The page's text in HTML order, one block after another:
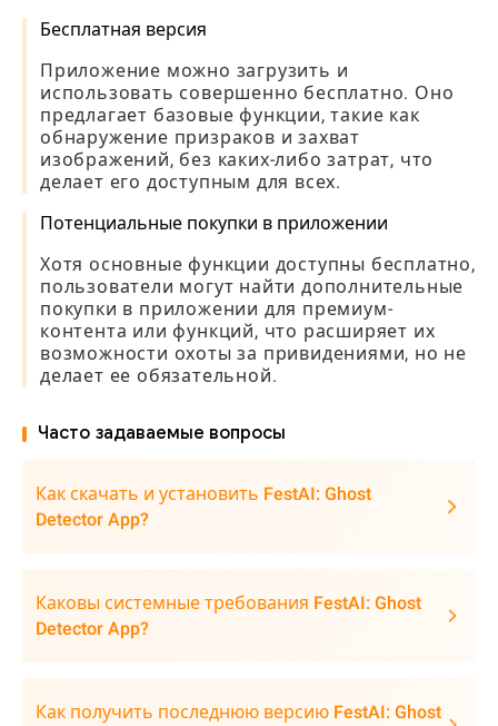
Бесплатная версия
Приложение можно загрузить и
использовать совершенно бесплатно. Оно
предлагает базовые функции, такие как
обнаружение призраков и захват
изображений, без каких-либо затрат, что
делает его доступным для всех.
Потенциальные покупки в приложении
Хотя основные функции доступны бесплатно,
пользователи могут найти дополнительные
покупки в приложении для премиум-
контента или функций, что расширяет их
возможности охоты за привидениями, но не
делает ее обязательной.
Часто задаваемые вопросы
Как скачать и установить FestAI: Ghost
Detector App?
Каковы системные требования FestAI: Ghost
Detector App?
Как получить последнюю версию FestAI: Ghost